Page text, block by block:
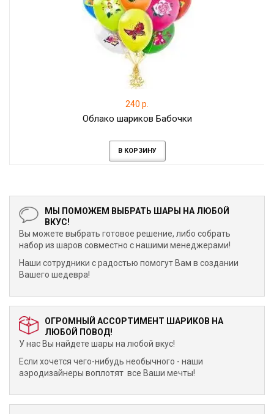
240 р.
Облако шариков Бабочки
В КОРЗИНУ
МЫ ПОМОЖЕМ ВЫБРАТЬ ШАРЫ НА ЛЮБОЙ
ВКУС!
Вы можете выбрать готовое решение, либо собрать
набор из шаров совместно с нашими менеджерами!
Наши сотрудники с радостью помогут Вам в создании
Вашего шедевра!
ОГРОМНЫЙ АССОРТИМЕНТ ШАРИКОВ НА
ЛЮБОЙ ПОВОД!
У нас Вы найдете шары на любой вкус!
Если хочется чего-нибудь необычного - наши
аэродизайнеры воплотят все Ваши мечты!